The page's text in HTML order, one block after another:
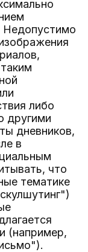
Недопустимо
либо
другими
дневников,
в
что
тематике
(например,